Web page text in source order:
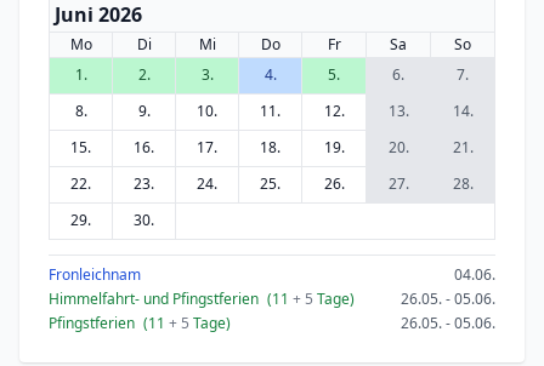
Juni 2026
Mo Di Mi Do Fr Sa
So
1.
2. 3. 4. 5. 6.
7.
8.
9. 10. 11. 12. 13.
14.
15.
16. 17. 18. 19. 20.
21.
22.
23. 24. 25. 26. 27.
28.
29.
30.
Fronleichnam
04.06.
Himmelfahrt- und Pfingstferien (11 + 5 Tage)
26.05. - 05.06.
Pfingstferien (11 + 5 Tage) 26.05. - 05.06.